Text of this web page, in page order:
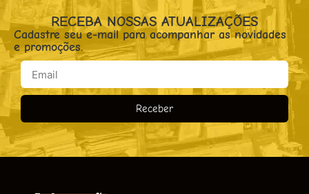
RECEBA NOSSAS ATUALIZAÇÕES
Cadastre seu e-mail para acompanhar as novidades
e promoções.
Receber